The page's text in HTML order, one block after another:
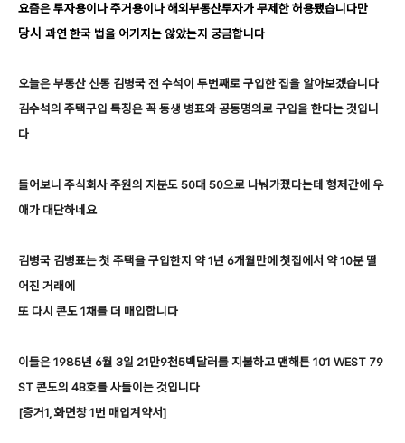
요즘은 투자용이나 주거용이나 해외부동산투자가 무제한 허용됐습니다만
당시 과연 한국 법을 어기지는 않았는지 궁금합니다
오늘은 부동산 신동 김병국 전 수석이 두번째로 구입한 집을 알아보겠습니다
김수석의 주택구입 특징은 꼭 동생 병표와 공동명의로 구입을 한다는 것입니
다
들어보니 주식회사 주원의 지분도 50대 50으로 나눠가졌다는데 형제간에 우
애가 대단하네요
김병국 김병표는 첫 주택을 구입한지 약 1년 6개월만에 첫집에서 약 10분 떨
어진 거래에
또 다시 콘도 1채를 더 매입합니다
이들은 1985년 6월 3일 21만9천5백달러를 지불하고 맨해튼 101 WEST 79
ST 콘도의 4B호를 사들이는 것입니다
[증거1, 화면창 1번 매입계약서]